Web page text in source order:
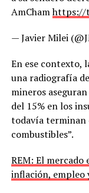
AmChamhttps://
— Javier Milei
En ese contexto,
una radiografía
mineros
del 15% en los
todavía terminan
combustibles”.
REM: El mercado
inflación, empleo